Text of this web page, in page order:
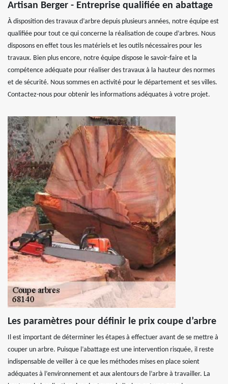
Artisan Berger - Entreprise qualifiée en abattage
À disposition des travaux d’arbre depuis plusieurs années, notre équipe est
qualifiée pour tout ce qui concerne la réalisation de coupe d’arbres. Nous
disposons en effet tous les matériels et les outils nécessaires pour les
travaux. Bien plus encore, notre équipe dispose le savoir-faire et la
compétence adéquate pour réaliser des travaux à la hauteur des normes
et de sécurité. Nous sommes en activité pour le département et ses villes.
Contactez-nous pour obtenir les informations adéquates à votre projet.
Les paramètres pour définir le prix coupe d’arbre
Il est important de déterminer les étapes à effectuer avant de se mettre à
couper un arbre. Puisque l’abattage est une intervention risquée, il reste
indispensable de veiller à ce que les méthodes mises en place soient
adéquates à l’environnement et aux alentours de l’arbre à travailler. La